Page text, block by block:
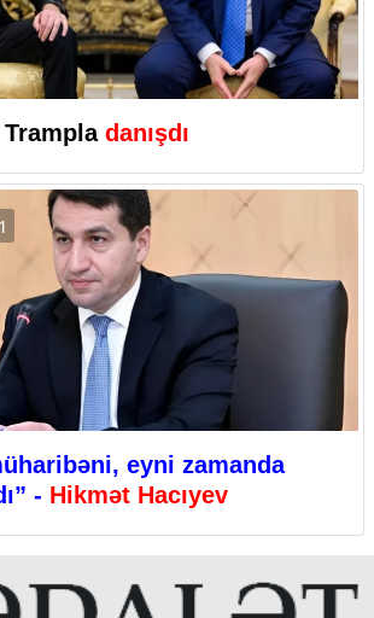
danışdı
eyni zamanda
- Hikmət Hacıyev